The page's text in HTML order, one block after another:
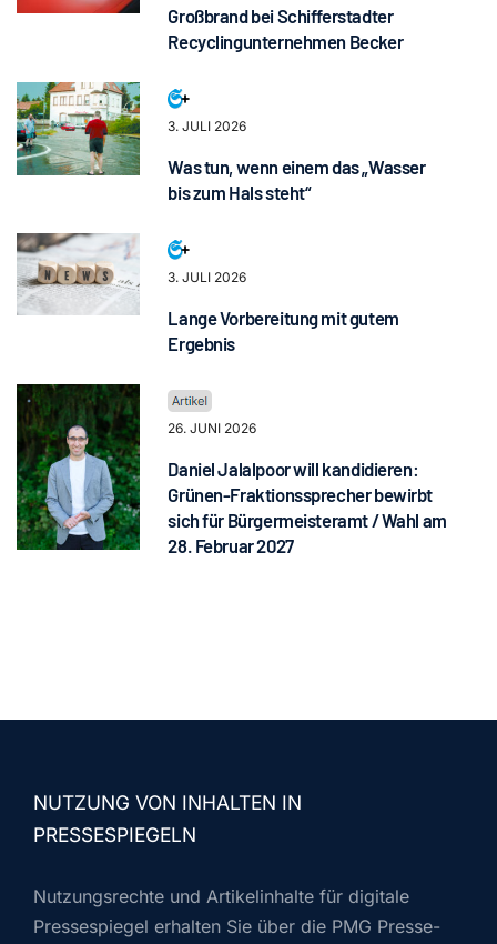
Großbrand bei Schifferstadter
Recyclingunternehmen Becker
3. JULI 2026
Was tun, wenn einem das „Wasser
bis zum Hals steht“
3. JULI 2026
Lange Vorbereitung mit gutem
Ergebnis
26. JUNI 2026
Daniel Jalalpoor will kandidieren:
Grünen-Fraktionssprecher bewirbt
sich für Bürgermeisteramt / Wahl am
28. Februar 2027
NUTZUNG VON INHALTEN IN
PRESSESPIEGELN
Nutzungsrechte und Artikelinhalte für digitale
Pressespiegel erhalten Sie über die PMG Presse-